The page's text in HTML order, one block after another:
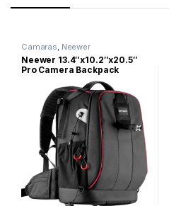
Camaras, Neewer
Neewer 13.4″x10.2″x20.5″
Pro Camera Backpack